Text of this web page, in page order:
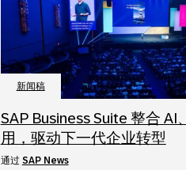
新闻稿
SAP Business Suite 整合 AI
用，驱动下一代企业转型
通过 SAP News